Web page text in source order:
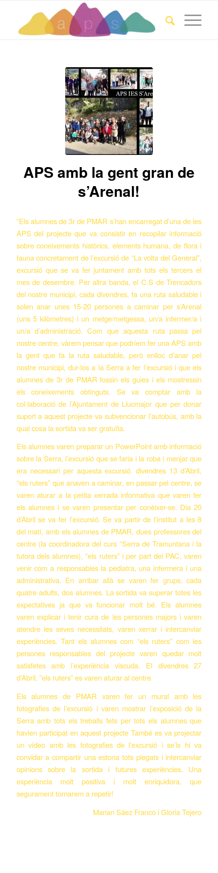
APS amb la gent gran de
s’Arenal!
“Els alumnes de 3r de PMAR s’han encarregat d’una de les
APS del projecte que va consistir en recopilar informació
sobre coneixements històrics, elements humana, de flora i
fauna concretament de l’excursió de “La volta del General”,
excursió que se va fer juntament amb tots els tercers el
mes de desembre. Per altra banda, el C.S de Trencadors
del nostre municipi, cada divendres, fa una ruta saludable i
solen anar unes 15-20 persones a caminar per s’Arenal
(uns 5 kilòmetres) i un metge/metgessa, un/a infermer/a i
un/a d’administració. Com que aquesta ruta passa pel
nostre centre, vàrem pensar que podríem fer una APS amb
la gent que fa la ruta saludable, però enlloc d’anar pel
nostre municipi, dur-los a la Serra a fer l’excursió i que els
alumnes de 3r de PMAR fossin els guies i els mostressin
els coneixements obtinguts. Se va comptar amb la
col·laboració de l’Ajuntament de Llucmajor que per donar
suport a aquest projecte va subvencionar l’autobús, amb la
qual cosa la sortida va ser gratuïta.
Els alumnes varen preparar un PowerPoint amb informació
sobre la Serra, l’excursió que se faria i la roba i menjar que
era necessari per aquesta excursió. divendres 13 d’Abril,
“els ruters” que anaven a caminar, en passar pel centre, se
varen aturar a la petita xerrada informativa que varen fer
els alumnes i se varen presentar per conèixer-se. Dia 20
d’Abril se va fer l’excursió. Se va partir de l’institut a les 8
del matí, amb els alumnes de PMAR, dues professores del
centre (la coordinadora del curs “Serra de Tramuntana i la
tutora dels alumnes), “els ruters” i per part del PAC, varen
venir com a responsables la pediatra, una infermera i una
administrativa. En arribar allà se varen fer grups, cada
quatre adults, dos alumnes. La sortida va superar totes les
expectatives ja que va funcionar molt bé. Els alumnes
varen explicar i tenir cura de les persones majors i varen
atendre les seves necessitats, varen xerrar i intercanviar
experiències. Tant els alumnes com “els ruters” com les
persones responsables del projecte varen quedar molt
satisfetes amb l’experiència viscuda. El divendres 27
d’Abril, ”els ruters” es varen aturar al centre.
Els alumnes de PMAR varen fer un mural amb les
fotografies de l’excursió i varen mostrar l’exposició de la
Serra amb tots els treballs fets per tots els alumnes que
havien participat en aquest projecte També es va projectar
un vídeo amb les fotografies de l’excursió i se’ls hi va
convidar a compartir una estona tots plegats i intercanviar
opinions sobre la sortida i futures experiències. Una
experiència molt positiva i molt enriquidora, que
segurament tornarem a repetir!
Marian Sáez Franco i Gloria Tejero